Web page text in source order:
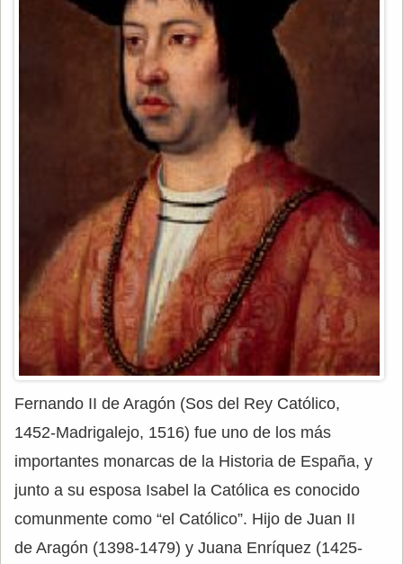
Fernando II de Aragón (Sos del Rey Católico,
1452-Madrigalejo, 1516) fue uno de los más
importantes monarcas de la Historia de España, y
junto a su esposa Isabel la Católica es conocido
comunmente como “el Católico”. Hijo de Juan II
de Aragón (1398-1479) y Juana Enríquez (1425-